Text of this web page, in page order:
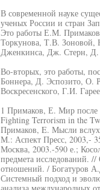
В современной науке
ученых России и стран
Это работы Е.М.
Торкунова, Т.В.
Дженкинса, Дж. Стерн, Д.
Во-вторых, это работы,
Боннера, Д. Эспозито,
Воскресенского, Г.И.
1 Примаков, Е. Мир после
Fighting Terrorism in the
Примаков, E. Мысли
М.: Аспект Пресс, 2003,-
Москва, 2003.-590 е.;
предмета исследований.
отношений. / Богатуров
Системный подход и